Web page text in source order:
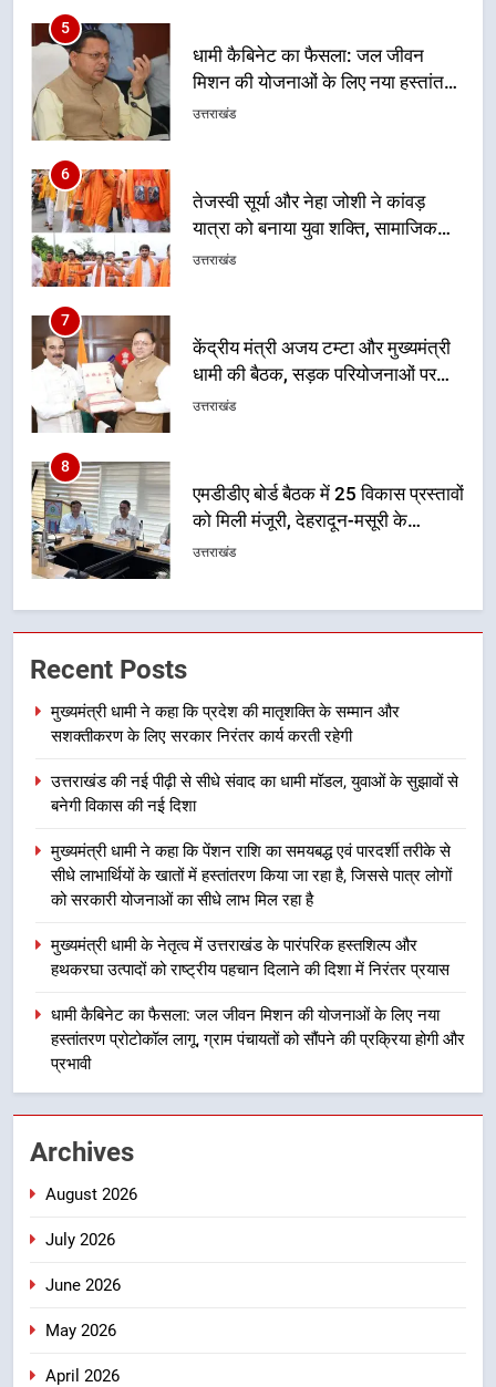
5
धामी कैबिनेट का फैसला: जल जीवन
मिशन की योजनाओं के लिए नया हस्तांतरण
प्रोटोकॉल लागू, ग्राम पंचायतों को सौंपने
उत्तराखंड
6
तेजस्वी सूर्या और नेहा जोशी ने कांवड़
यात्रा को बनाया युवा शक्ति, सामाजिक
समरसता और भारतीय संस्कृति का सशक्त
उत्तराखंड
7
केंद्रीय मंत्री अजय टम्टा और मुख्यमंत्री
धामी की बैठक, सड़क परियोजनाओं पर
हुआ मंथन
उत्तराखंड
8
एमडीडीए बोर्ड बैठक में 25 विकास प्रस्तावों
को मिली मंजूरी, देहरादून-मसूरी के
नियोजित विकास को मिलेगी रफ्तार
उत्तराखंड
1
उत्तराखंड
उत्तराखंड की नई पीढ़ी से सीधे संवाद का
धामी मॉडल, युवाओं के सुझावों से बनेगी
विकास की नई दिशा
उत्तराखंड
3
मुख्यमंत्री धामी ने कहा कि पेंशन राशि का
समयबद्ध एवं पारदर्शी तरीके से सीधे
लाभार्थियों के खातों में हस्तांतरण किया जा
रहा है, जिससे पात्र लोगों को सरकारी
योजनाओं का सीधे लाभ मिल रहा है
4
5
6
Recent Posts
मुख्यमंत्री धामी ने कहा कि प्रदेश की मातृशक्ति के सम्मान और
सशक्तीकरण के लिए सरकार निरंतर कार्य करती रहेगी
उत्तराखंड की नई पीढ़ी से सीधे संवाद का धामी मॉडल, युवाओं के सुझावों से
बनेगी विकास की नई दिशा
मुख्यमंत्री धामी ने कहा कि पेंशन राशि का समयबद्ध एवं पारदर्शी तरीके से
सीधे लाभार्थियों के खातों में हस्तांतरण किया जा रहा है, जिससे पात्र लोगों
को सरकारी योजनाओं का सीधे लाभ मिल रहा है
मुख्यमंत्री धामी के नेतृत्व में उत्तराखंड के पारंपरिक हस्तशिल्प और
हथकरघा उत्पादों को राष्ट्रीय पहचान दिलाने की दिशा में निरंतर प्रयास
धामी कैबिनेट का फैसला: जल जीवन मिशन की योजनाओं के लिए नया
हस्तांतरण प्रोटोकॉल लागू, ग्राम पंचायतों को सौंपने की प्रक्रिया होगी और
प्रभावी
Archives
August 2026
July 2026
June 2026
May 2026
April 2026